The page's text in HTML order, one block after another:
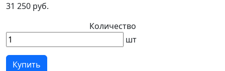
31 250 руб.
Количество
шт
Купить